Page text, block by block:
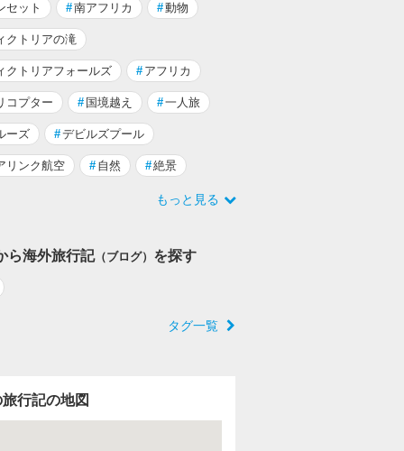
セット #南アフリカ #動物
クトリアの滝
クトリアフォールズ # アフリカ
コプター # 国境越え #一人旅
ーズ #デビルズプール
リンク航空 # 自然 #絶景
もっと見る
ら海外旅行記（ブログ） を探す
タグ一覧
行記の地図